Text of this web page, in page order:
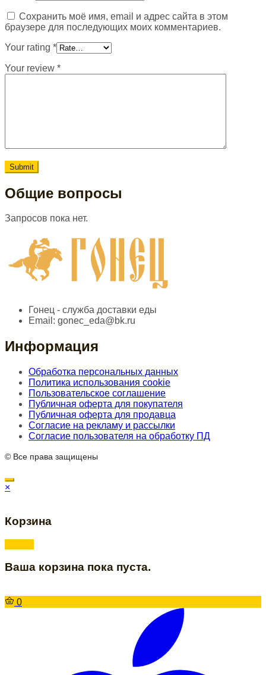
Сохранить моё имя, email и адрес сайта в этом
браузере для последующих моих комментариев.
Your rating *
Your review *
Общие вопросы
Запросов пока нет.
Гонец - служба доставки еды
Email: gonec_eda@bk.ru
Информация
Обработка персональных данных
Политика использования cookie
Пользовательское соглашение
Публичная оферта для покупателя
Публичная оферта для продавца
Согласие на рекламу и рассылки
Согласие пользователя на обработку ПД
© Все права защищены
×
Корзина
Ваша корзина пока пуста.
0